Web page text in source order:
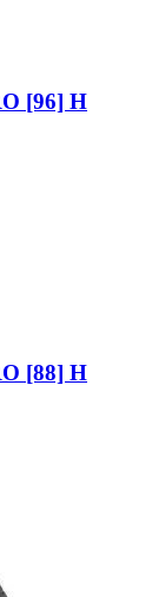
[96] H
[88] H